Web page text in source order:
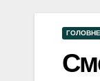
ГОЛОВНЕ